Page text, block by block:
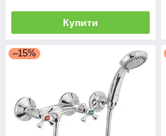
Купити
–15%